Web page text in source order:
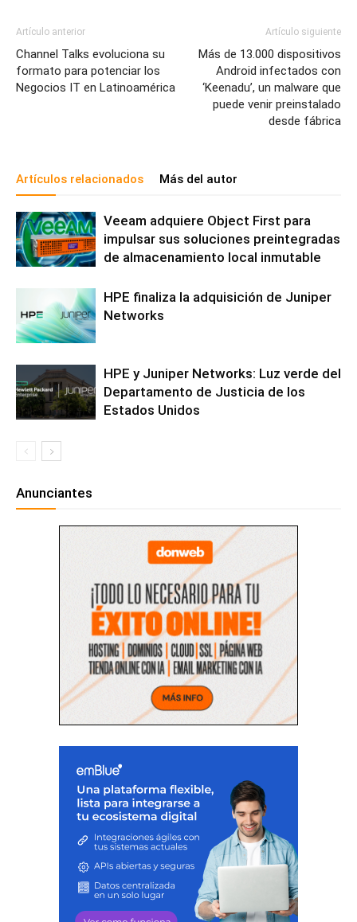
Artículo anterior
Channel Talks evoluciona su
formato para potenciar los
Negocios IT en Latinoamérica
Artículo siguiente
Más de 13.000 dispositivos
Android infectados con
‘Keenadu’, un malware que
puede venir preinstalado
desde fábrica
Artículos relacionados Más del autor
Veeam adquiere Object First para
impulsar sus soluciones preintegradas
de almacenamiento local inmutable
HPE finaliza la adquisición de Juniper
Networks
HPE y Juniper Networks: Luz verde del
Departamento de Justicia de los
Estados Unidos
Anunciantes